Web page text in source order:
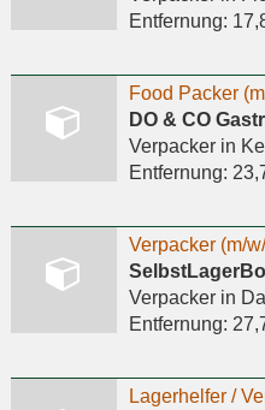
Entfernung:
DO & CO
Verpackerin
Entfernung:
Verpacker (m/
Verpackerin
Entfernung: